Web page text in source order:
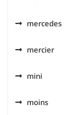
mercedes
mercier
mini
moins